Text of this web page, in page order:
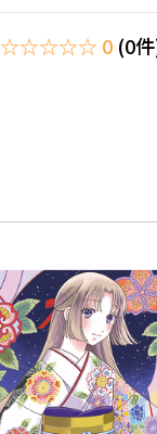
☆☆☆☆☆ 0 (0